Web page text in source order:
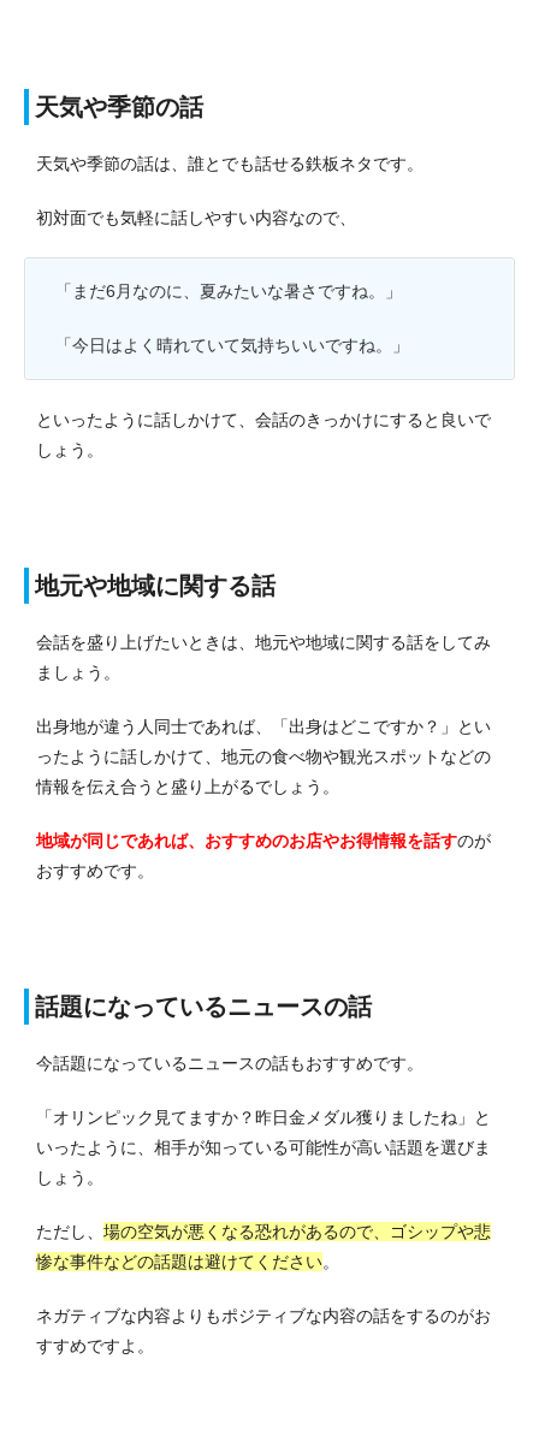
天気や季節の話
天気や季節の話は、誰とでも話せる鉄板ネタです。
初対面でも気軽に話しやすい内容なので、
「まだ6月なのに、夏みたいな暑さですね。」
「今日はよく晴れていて気持ちいいですね。」
といったように話しかけて、会話のきっかけにすると良いで
しょう。
地元や地域に関する話
会話を盛り上げたいときは、地元や地域に関する話をしてみ
ましょう。
出身地が違う人同士であれば、「出身はどこですか？」とい
ったように話しかけて、地元の食べ物や観光スポットなどの
情報を伝え合うと盛り上がるでしょう。
地域が同じであれば、おすすめのお店やお得情報を話すのが
おすすめです。
話題になっているニュースの話
今話題になっているニュースの話もおすすめです。
「オリンピック見てますか？昨日金メダル獲りましたね」と
いったように、相手が知っている可能性が高い話題を選びま
しょう。
ただし、 場の空気が悪くなる恐れがあるので、ゴシップや悲
惨な事件などの話題は避けてください。
ネガティブな内容よりもポジティブな内容の話をするのがお
すすめですよ。